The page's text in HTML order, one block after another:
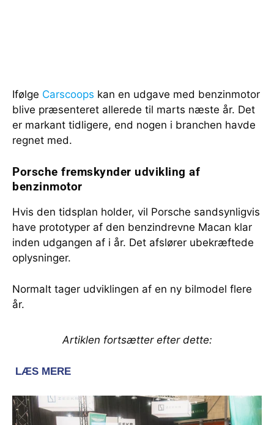
Ifølge Carscoops kan en udgave med benzinmotor
blive præsenteret allerede til marts næste år. Det
er markant tidligere, end nogen i branchen havde
regnet med.
Porsche fremskynder udvikling af
benzinmotor
Hvis den tidsplan holder, vil Porsche sandsynligvis
have prototyper af den benzindrevne Macan klar
inden udgangen af i år. Det afslører ubekræftede
oplysninger.
Normalt tager udviklingen af en ny bilmodel flere
år.
Artiklen fortsætter efter dette: